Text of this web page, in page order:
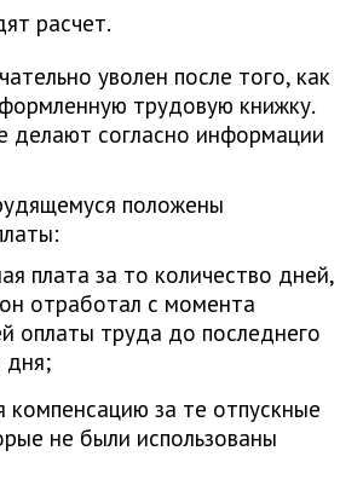
расчет.
уволен после того, как
трудовую книжку.
делают согласно информации
положены
плата за то количество дней,
отработал с момента
оплаты труда до последнего
дня;
компенсацию за те отпускные
не были использованы